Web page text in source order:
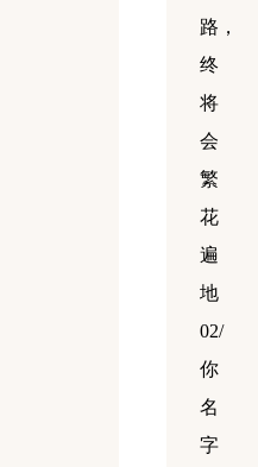
路，
终
将
会
繁
花
遍
地
02/
你
名
字